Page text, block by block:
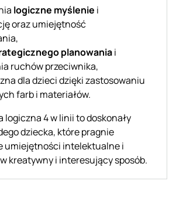
logiczne myślenie i
oraz umiejętność
planowaniai
ruchów przeciwnika,
dla dzieci dzięki zastosowaniu
farb i materiałów.
logiczna 4 w linii to doskonały
dziecka, które pragnie
umiejętności intelektualne i
kreatywny i interesujący sposób.